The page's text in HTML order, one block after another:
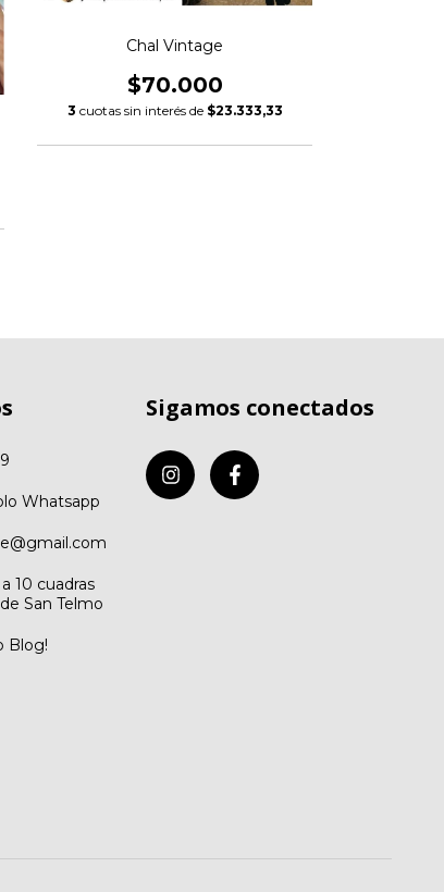
Chal Vintage
$70.000
3 cuotas sin interés de $23.333,33
Whatsapp
10 cuadras
San Telmo
Blog!
Sigamos conectados